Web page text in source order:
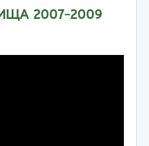
2007-2009